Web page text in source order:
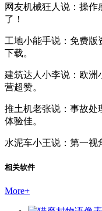
网友机械狂人说：操
了！
工地小能手说：免费
下载。
建筑达人小李说：欧洲
营超赞。
推土机老张说：事故处
体验佳。
水泥车小王说：第一视
相关软件
More+